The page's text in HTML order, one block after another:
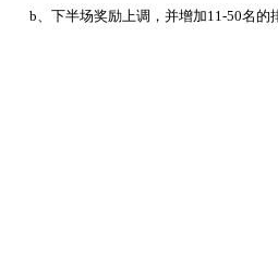
b、下半场奖励上调，并增加11-50名的